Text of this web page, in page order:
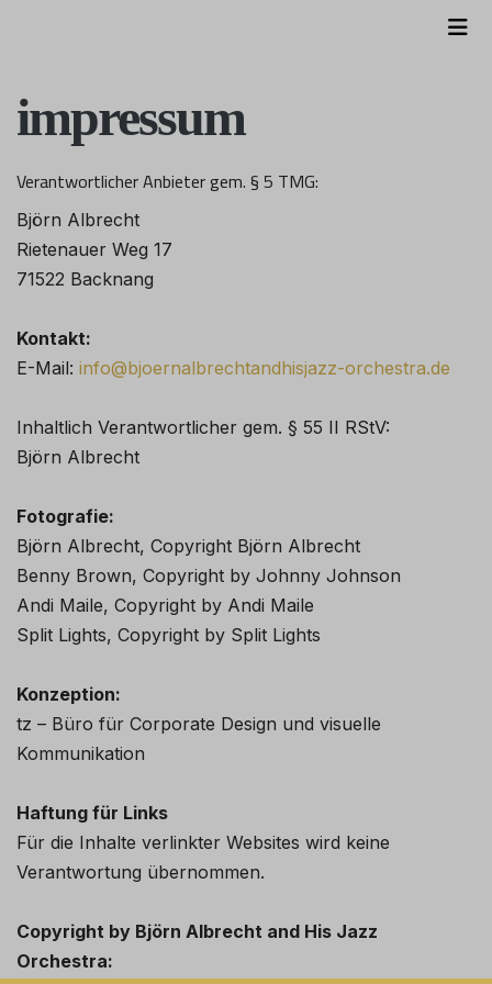
impressum
Verantwortlicher Anbieter gem. § 5 TMG:
Björn Albrecht
Rietenauer Weg 17
71522 Backnang
Kontakt:
E-Mail: info@bjoernalbrechtandhisjazz-orchestra.de
Inhaltlich Verantwortlicher gem. § 55 II RStV:
Björn Albrecht
Fotografie:
Björn Albrecht, Copyright Björn Albrecht
Benny Brown, Copyright by Johnny Johnson
Andi Maile, Copyright by Andi Maile
Split Lights, Copyright by Split Lights
Konzeption:
tz – Büro für Corporate Design und visuelle
Kommunikation
Haftung für Links
Für die Inhalte verlinkter Websites wird keine
Verantwortung übernommen.
Copyright by Björn Albrecht and His Jazz
Orchestra: